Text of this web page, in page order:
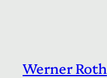
Werner Roth